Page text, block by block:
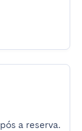
a reserva.